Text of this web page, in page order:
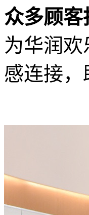
众多顾
为华润
感连接